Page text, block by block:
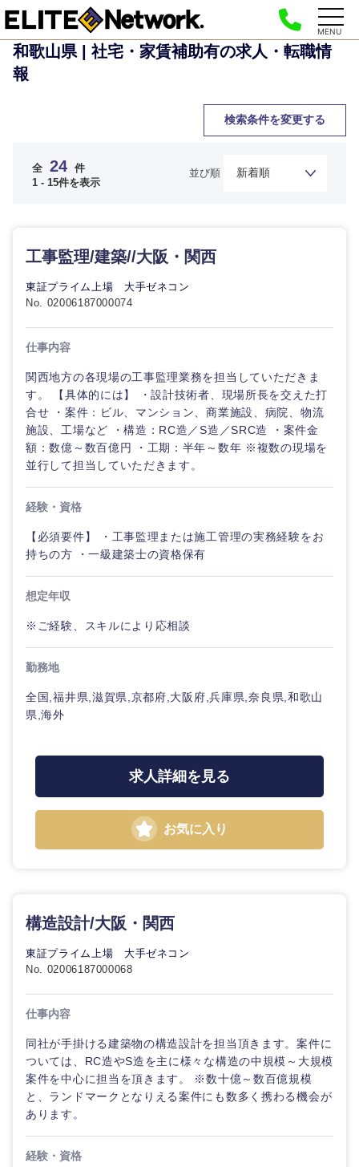
MENU
和歌山県 | 社宅・家賃補助有の求人・転職情
報
検索条件を変更する
経営企
画・事業
ィング
営業
クリエイ
ティブ
コンサル
タント
専門職
事業管理
新規事業企画・立上げ
政策渉外
その他企画業務
経営企画・事業企画
経営ボード
コンサルタント
専門職
技術職（IT）、Webサービス・制作、ゲーム
技術職（モノづくり）
自動車・機械・船舶
素材・化学・金属
メディカル・ヘルスケア・ライフサイエンス
金融
建設・不動産
倉庫・運輸・物流
北海道 青森県
40代
急募
スタートアップ企
外資系企業 英語を活かす
転勤なし 海外勤務あり
フルリモート
全 24 件
1 - 15件を表示
並び順
工事監理/建築//大阪・関西
東証プライム上場 大手ゼネコン
No. 02006187000074
仕事内容
関西地方の各現場の工事監理業務を担当していただきま
す。 【具体的には】 ・設計技術者、現場所長を交えた打
合せ ・案件：ビル、マンション、商業施設、病院、物流
施設、工場など ・構造：RC造／S造／SRC造 ・案件金
額：数億～数百億円 ・工期：半年～数年 ※複数の現場を
並行して担当していただきます。
経験・資格
【必須要件】 ・工事監理または施工管理の実務経験をお
持ちの方 ・一級建築士の資格保有
想定年収
※ご経験、スキルにより応相談
勤務地
全国,福井県,滋賀県,京都府,大阪府,兵庫県,奈良県,和歌山
県,海外
求人詳細を見る
お気に入り
構造設計/大阪・関西
東証プライム上場 大手ゼネコン
No. 02006187000068
仕事内容
同社が手掛ける建築物の構造設計を担当頂きます。案件に
ついては、RC造やS造を主に様々な構造の中規模～大規模
案件を中心に担当を頂きます。 ※数十億～数百億規模
と、ランドマークとなりえる案件にも数多く携わる機会が
あります。
経験・資格